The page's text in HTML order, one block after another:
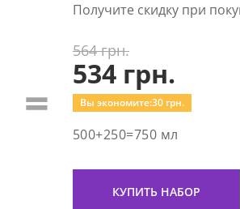
=
Получите скидку при
564 грн.
534 грн.
Вы экономите:30 грн.
500+250=750 мл
КУПИТЬ НАБОР